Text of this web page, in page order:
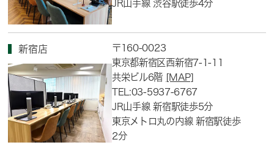
JR山手線 渋谷駅徒歩4分
新宿店
〒160-0023
東京都新宿区西新宿7-1-11
共栄ビル6階 [MAP]
TEL:03-5937-6767
JR山手線 新宿駅徒歩5分
東京メトロ丸の内線 新宿駅徒歩
2分